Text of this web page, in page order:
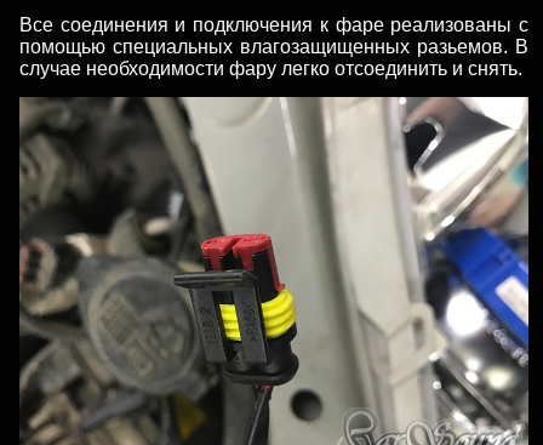
Все соединения и подключения к фаре реализованы с
помощью специальных влагозащищенных разьемов. В
случае необходимости фару легко отсоединить и снять.